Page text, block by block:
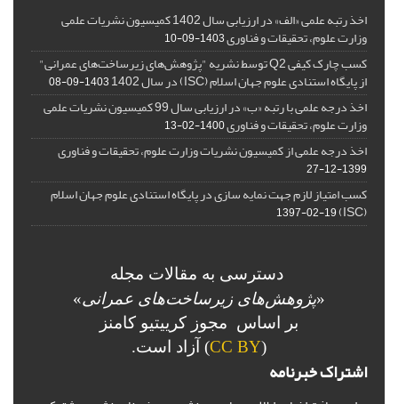
اخذ رتبه علمی «الف» در ارزیابی سال 1402 کمیسیون نشریات علمی
وزارت علوم، تحقیقات و فناوری1403-09-10
کسب چارک کیفی Q2 توسط نشریه "پژوهش‌های زیرساخت‌های عمرانی"
از پایگاه استنادی علوم جهان اسلام (ISC) در سال 1402 1403-09-08
اخذ درجه علمی با رتبه «ب» در ارزیابی سال 99 کمیسیون نشریات علمی
وزارت علوم، تحقیقات و فناوری1400-02-13
اخذ درجه علمی از کمیسیون نشریات وزارت علوم، تحقیقات و فناوری
1399-12-27
کسب امتیاز لازم جهت نمایه سازی در پایگاه استنادی علوم جهان اسلام
(ISC)
1397-02-19
دسترسی به مقالات مجله
«پژوهش‌های زیرساخت‌های عمرانی»
بر اساس مجوز کرییتیو کامنز
(
CC BY) آزاد است.
اشتراک خبرنامه